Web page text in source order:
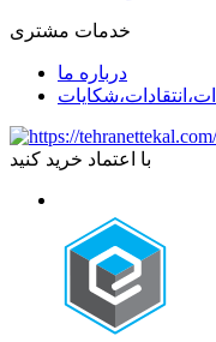
خدمات مشتری
درباره ما
با اعتماد خرید کنید